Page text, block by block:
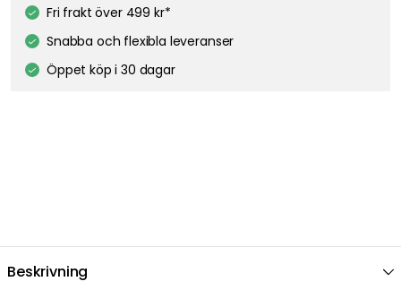
Fri frakt över 499 kr*
Snabba och flexibla leveranser
Öppet köp i 30 dagar
Beskrivning